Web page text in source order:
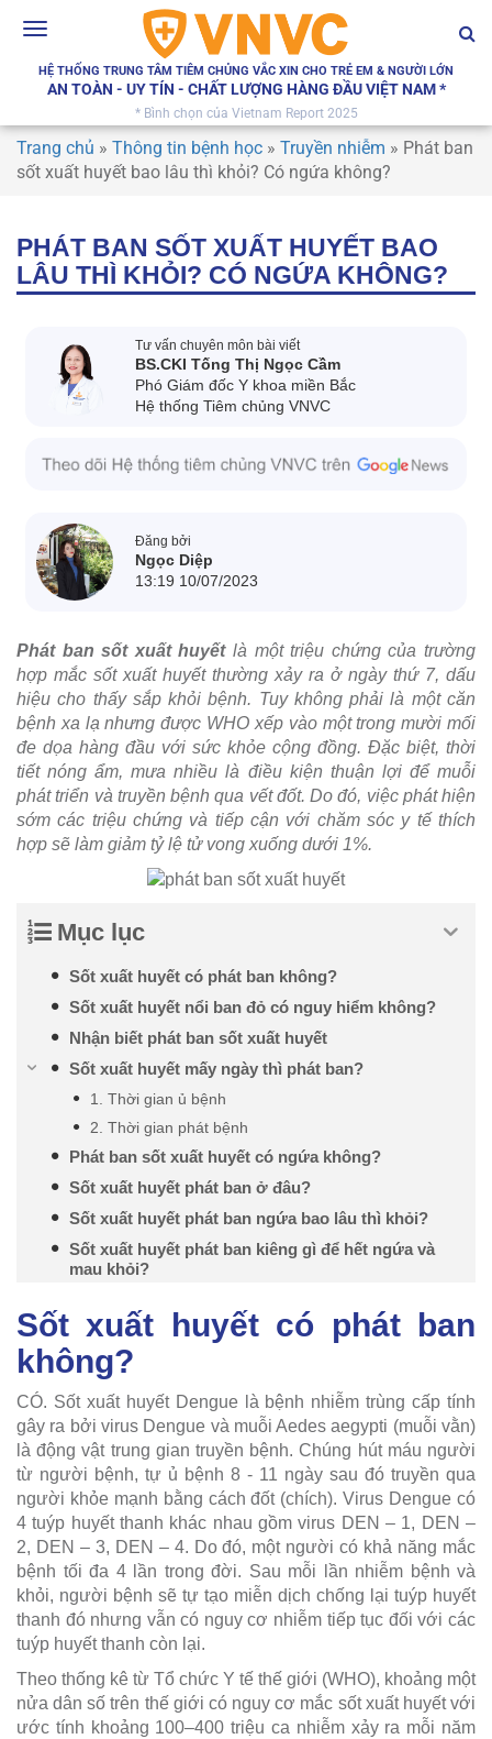
Toggle
HỆ THỐNG TRUNG TÂM TIÊM CHỦNG VẮC XIN CHO TRẺ EM & NGƯỜI LỚN
AN TOÀN - UY TÍN - CHẤT LƯỢNG HÀNG ĐẦU VIỆT NAM *
* Bình chọn của Vietnam Report 2025
Trang chủ » Thông tin bệnh học » Truyền nhiễm » Phát ban
sốt xuất huyết bao lâu thì khỏi? Có ngứa không?
PHÁT BAN SỐT XUẤT HUYẾT BAO
LÂU THÌ KHỎI? CÓ NGỨA KHÔNG?
Tư vấn chuyên môn bài viết
BS.CKI Tống Thị Ngọc Cầm
Phó Giám đốc Y khoa miền Bắc
Hệ thống Tiêm chủng VNVC
Đăng bởi
Ngọc Diệp
13:19 10/07/2023
Phát ban sốt xuất huyếtlà một triệu chứng của trường
hợp mắc sốt xuất huyết thường xảy ra ở ngày thứ 7, dấu
hiệu cho thấy sắp khỏi bệnh. Tuy không phải là một căn
bệnh xa lạ nhưng được WHO xếp vào một trong mười mối
đe dọa hàng đầu với sức khỏe cộng đồng. Đặc biệt, thời
tiết nóng ẩm, mưa nhiều là điều kiện thuận lợi để muỗi
phát triển và truyền bệnh qua vết đốt. Do đó, việc phát hiện
sớm các triệu chứng và tiếp cận với chăm sóc y tế thích
hợp sẽ làm giảm tỷ lệ tử vong xuống dưới 1%.
Mục lục
Sốt xuất huyết có phát ban không?
Sốt xuất huyết nổi ban đỏ có nguy hiểm không?
Nhận biết phát ban sốt xuất huyết
Sốt xuất huyết mấy ngày thì phát ban?
1. Thời gian ủ bệnh
2. Thời gian phát bệnh
Phát ban sốt xuất huyết có ngứa không?
Sốt xuất huyết phát ban ở đâu?
Sốt xuất huyết phát ban ngứa bao lâu thì khỏi?
Sốt xuất huyết phát ban kiêng gì để hết ngứa và
mau khỏi?
Sốt xuất huyết có phát ban
không?
CÓ. Sốt xuất huyết Dengue là bệnh nhiễm trùng cấp tính
gây ra bởi virus Dengue và muỗi Aedes aegypti (muỗi vằn)
là động vật trung gian truyền bệnh. Chúng hút máu người
từ người bệnh, tự ủ bệnh 8 - 11 ngày sau đó truyền qua
người khỏe mạnh bằng cách đốt (chích). Virus Dengue có
4 tuýp huyết thanh khác nhau gồm virus DEN – 1, DEN –
2, DEN – 3, DEN – 4. Do đó, một người có khả năng mắc
bệnh tối đa 4 lần trong đời. Sau mỗi lần nhiễm bệnh và
khỏi, người bệnh sẽ tự tạo miễn dịch chống lại tuýp huyết
thanh đó nhưng vẫn có nguy cơ nhiễm tiếp tục đối với các
tuýp huyết thanh còn lại.
Theo thống kê từ Tổ chức Y tế thế giới (WHO), khoảng một
nửa dân số trên thế giới có nguy cơ mắc sốt xuất huyết với
ước tính khoảng 100–400 triệu ca nhiễm xảy ra mỗi năm